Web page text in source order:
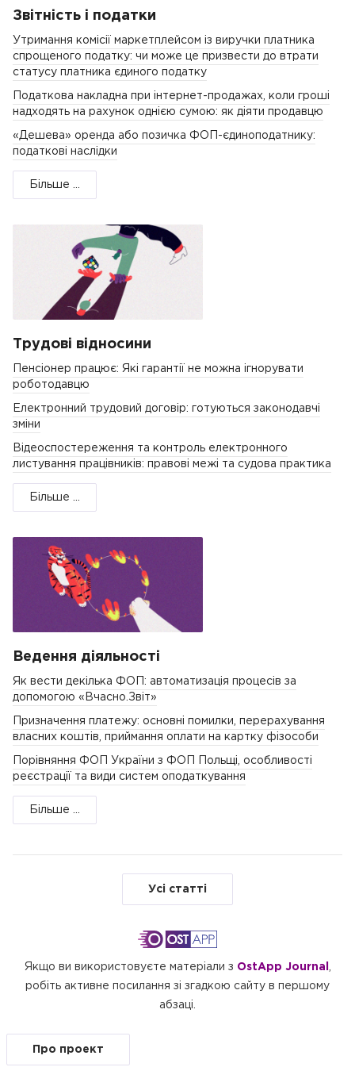
Звітність і податки
Утримання комісії маркетплейсом із виручки платника
спрощеного податку: чи може це призвести до втрати
статусу платника єдиного податку
Податкова накладна при інтернет-продажах, коли гроші
надходять на рахунок однією сумою: як діяти продавцю
«Дешева» оренда або позичка ФОП-єдиноподатнику:
податкові наслідки
Більше ...
Трудові відносини
Пенсіонер працює: Які гарантії не можна ігнорувати
роботодавцю
Електронний трудовий договір: готуються законодавчі
зміни
Відеоспостереження та контроль електронного
листування працівників: правові межі та судова практика
Більше ...
Ведення діяльності
Як вести декілька ФОП: автоматизація процесів за
допомогою «Вчасно.Звіт»
Призначення платежу: основні помилки, перерахування
власних коштів, приймання оплати на картку фізособи
Порівняння ФОП України з ФОП Польщі, особливості
реєстрації та види систем оподаткування
Більше ...
Усі статті
Якщо ви використовуєте матеріали з OstApp Journal
робіть активне посилання зі згадкою сайту в першому
абзаці.
Про проект